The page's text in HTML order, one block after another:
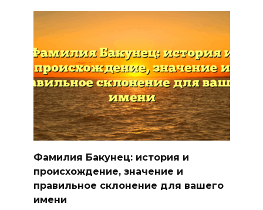
Фамилия Бакунец: история и
происхождение, значение и
правильное склонение для вашего
имени